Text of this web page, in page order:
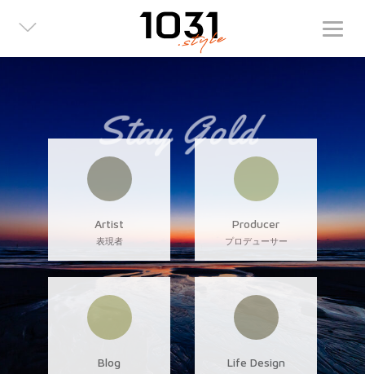
Artist
表現者
Producer
プロデューサー
Blog
Life Design